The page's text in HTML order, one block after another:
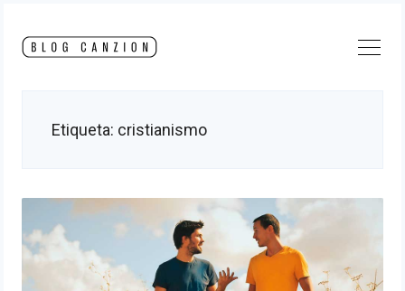
content
Etiqueta: cristianismo